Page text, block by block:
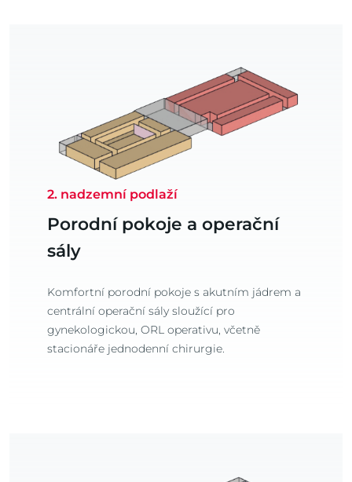
2. nadzemní podlaží
Porodní pokoje a operační
sály
Komfortní porodní pokoje s akutním jádrem a
centrální operační sály sloužící pro
gynekologickou, ORL operativu, včetně
stacionáře jednodenní chirurgie.